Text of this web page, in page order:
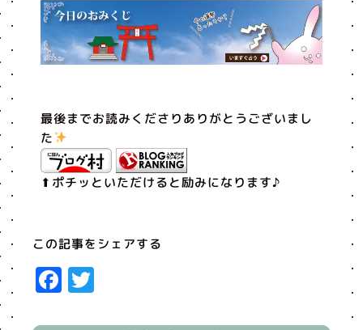
最後までお読みくださりありがとうございまし
た
⬆︎ポチッといただけると励みになります♪
この記事をシェアする
Facebook